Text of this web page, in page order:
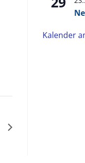
Kalender